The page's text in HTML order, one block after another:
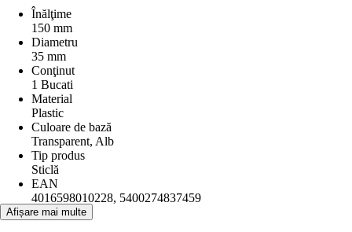
Înălţime
150 mm
Diametru
35 mm
Conţinut
1 Bucati
Material
Plastic
Culoare de bază
Transparent, Alb
Tip produs
Sticlă
EAN
4016598010228, 5400274837459
Afișare mai multe